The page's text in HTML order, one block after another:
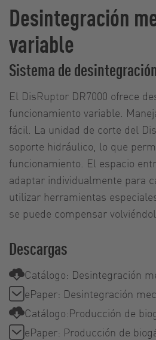
Desintegración
variable
Sistema de
El DisRuptor DR7000 ofrece
funcionamiento variable.
fácil. La unidad de corte del
soporte hidráulico, lo que
funcionamiento. El espacio
adaptar individualmente para
utilizar herramientas
se puede compensar
Descargas
Catálogo: Desintegración
ePaper: Desintegración
Catálogo:Producción de
ePaper: Producción de